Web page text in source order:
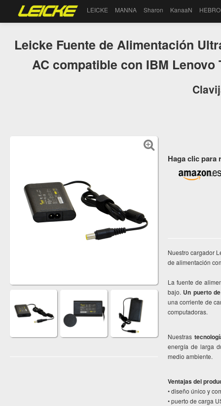
LEICKE MANNA Sharon KanaaN
Leicke Fuente de Alimentación
AC compatible con IBM
Haga clic para
Nuestro cargador
de alimentación
La fuente de
bajo. Un puerto
una corriente de
computadoras.
Nuestras
energía de larga
medio ambiente.
Ventajas del
• diseño único y
• puerto de carga